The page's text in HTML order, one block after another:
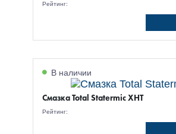
Рейтинг:
В наличии
Смазка Total Statermic XHT
Рейтинг: